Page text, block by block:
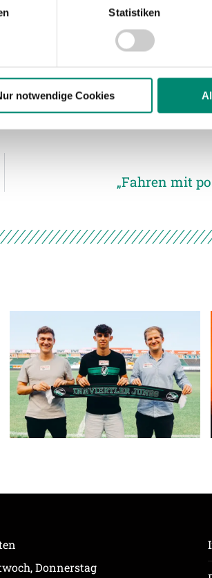
Außerdem geben wir Informationen zu
Statistiken
notwendige Cookies
„Fahren mit
Donnerstag